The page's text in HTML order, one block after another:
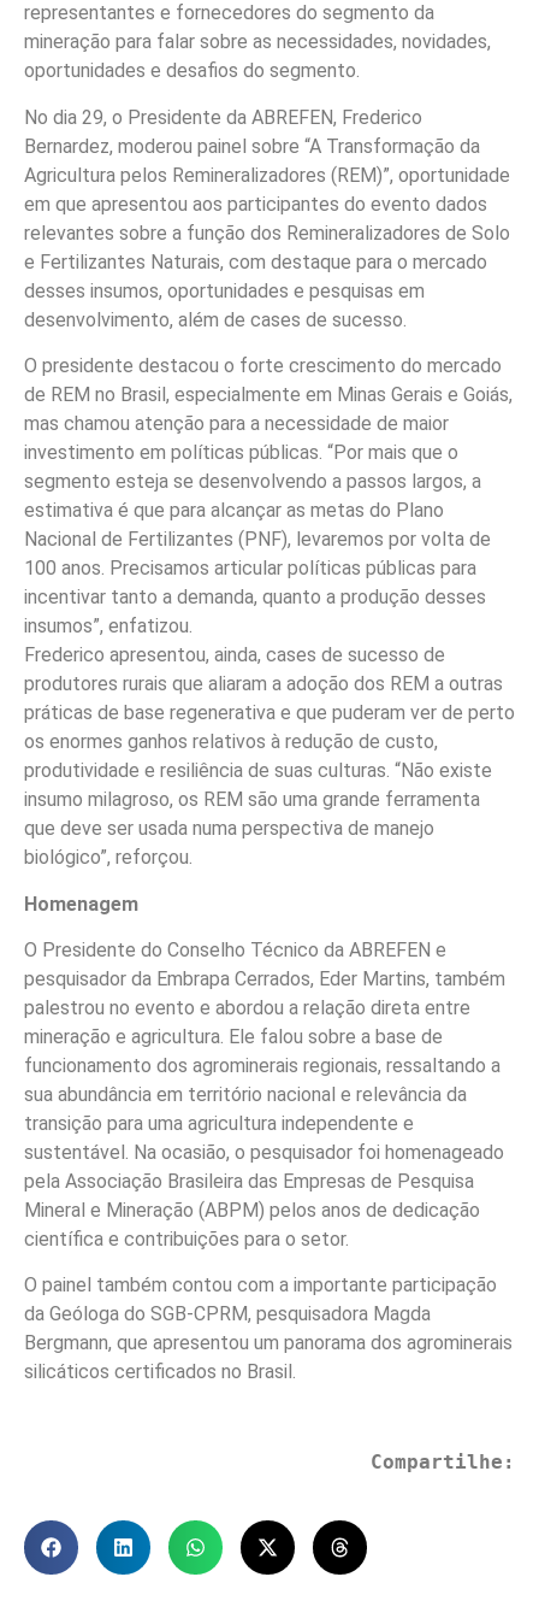
representantes e fornecedores do segmento da
mineração para falar sobre as necessidades, novidades,
oportunidades e desafios do segmento.
No dia 29, o Presidente da ABREFEN, Frederico
Bernardez, moderou painel sobre “A Transformação da
Agricultura pelos Remineralizadores (REM)”, oportunidade
em que apresentou aos participantes do evento dados
relevantes sobre a função dos Remineralizadores de Solo
e Fertilizantes Naturais, com destaque para o mercado
desses insumos, oportunidades e pesquisas em
desenvolvimento, além de cases de sucesso.
O presidente destacou o forte crescimento do mercado
de REM no Brasil, especialmente em Minas Gerais e Goiás,
mas chamou atenção para a necessidade de maior
investimento em políticas públicas. “Por mais que o
segmento esteja se desenvolvendo a passos largos, a
estimativa é que para alcançar as metas do Plano
Nacional de Fertilizantes (PNF), levaremos por volta de
100 anos. Precisamos articular políticas públicas para
incentivar tanto a demanda, quanto a produção desses
insumos”, enfatizou.
Frederico apresentou, ainda, cases de sucesso de
produtores rurais que aliaram a adoção dos REM a outras
práticas de base regenerativa e que puderam ver de perto
os enormes ganhos relativos à redução de custo,
produtividade e resiliência de suas culturas. “Não existe
insumo milagroso, os REM são uma grande ferramenta
que deve ser usada numa perspectiva de manejo
biológico”, reforçou.
Homenagem
O Presidente do Conselho Técnico da ABREFEN e
pesquisador da Embrapa Cerrados, Eder Martins, também
palestrou no evento e abordou a relação direta entre
mineração e agricultura. Ele falou sobre a base de
funcionamento dos agrominerais regionais, ressaltando a
sua abundância em território nacional e relevância da
transição para uma agricultura independente e
sustentável. Na ocasião, o pesquisador foi homenageado
pela Associação Brasileira das Empresas de Pesquisa
Mineral e Mineração (ABPM) pelos anos de dedicação
científica e contribuições para o setor.
O painel também contou com a importante participação
da Geóloga do SGB-CPRM, pesquisadora Magda
Bergmann, que apresentou um panorama dos agrominerais
silicáticos certificados no Brasil.
Compartilhe: